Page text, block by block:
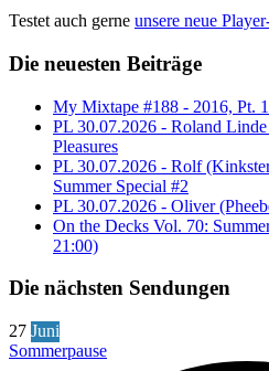
Testet auch gerne unsere neue
Die neuesten Beiträge
My Mixtape #188 - 2016, Pt.
PL 30.07.2026 - Roland
Pleasures
PL 30.07.2026 - Rolf
Summer Special #2
PL 30.07.2026 - Oliver
On the Decks Vol. 70:
21:00)
Die nächsten Sendungen
27 Juni
Sommerpause